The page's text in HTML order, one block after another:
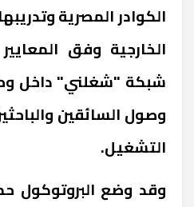
الكوادر المصرية
الخارجية وفق
شبكة "شغلني" داخل
وصول السائقين
التشغيل.
وقد وضع البروتوكول